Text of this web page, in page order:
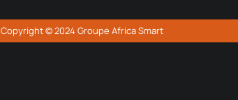
Copyright © 2024 Groupe Africa Smart